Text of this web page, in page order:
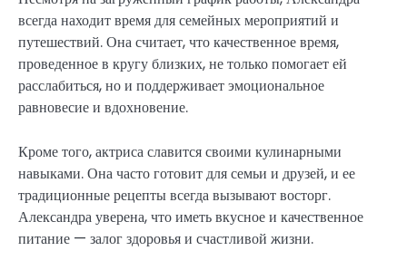
всегда находит время для семейных мероприятий и
путешествий. Она считает, что качественное время,
проведенное в кругу близких, не только помогает ей
расслабиться, но и поддерживает эмоциональное
равновесие и вдохновение.
Кроме того, актриса славится своими кулинарными
навыками. Она часто готовит для семьи и друзей, и ее
традиционные рецепты всегда вызывают восторг.
Александра уверена, что иметь вкусное и качественное
питание — залог здоровья и счастливой жизни.